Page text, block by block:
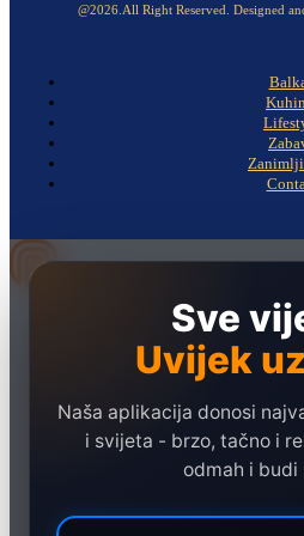
@2026.All Right Reserved. Designed
Sve
Uvijek
Naša aplikacija donosi
i svijeta - brzo, tačno i
odmah i budi
Hronika